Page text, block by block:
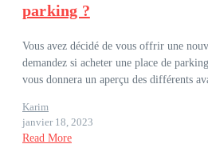
parking ?
Vous avez décidé de vous offrir une
demandez si acheter une place de
vous donnera un aperçu des différents
Karim
janvier 18, 2023
Read More